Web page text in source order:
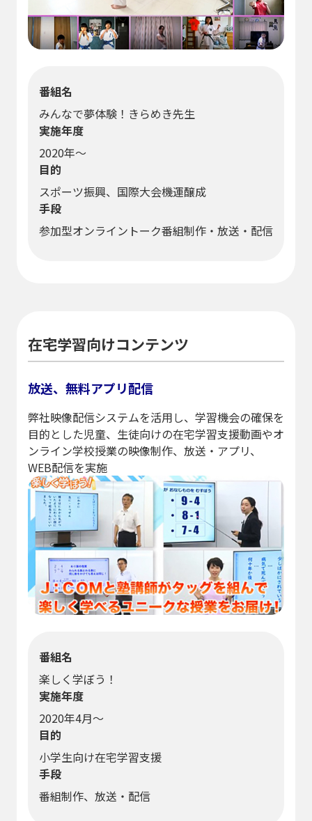
番組名
みんなで夢体験！きらめき先生
実施年度
2020年～
目的
スポーツ振興、国際大会機運醸成
手段
参加型オンライントーク番組制作・放送・配信
在宅学習向けコンテンツ
放送、無料アプリ配信
弊社映像配信システムを活用し、学習機会の確保を
目的とした児童、生徒向けの在宅学習支援動画やオ
ンライン学校授業の映像制作、放送・アプリ、
WEB配信を実施
番組名
楽しく学ぼう！
実施年度
2020年4月～
目的
小学生向け在宅学習支援
手段
番組制作、放送・配信